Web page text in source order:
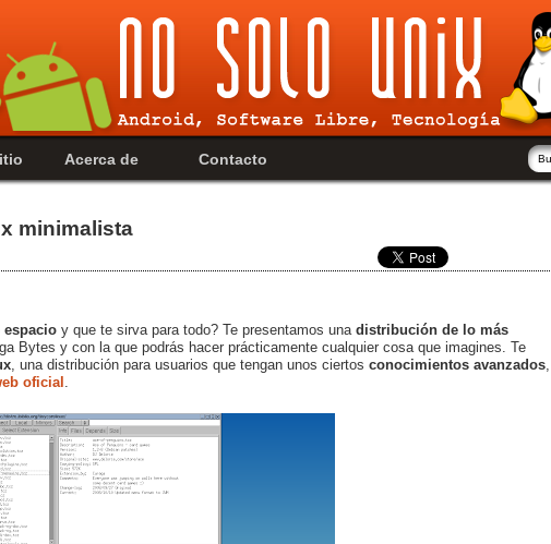
Acerca de Contacto
minimalista
y que te sirva para todo? Te presentamos una distribución de lo más
Bytes y con la que podrás hacer prácticamente cualquier cosa que imagines. Te
, una distribución para usuarios que tengan unos ciertos conocimientos avanzados
oficial